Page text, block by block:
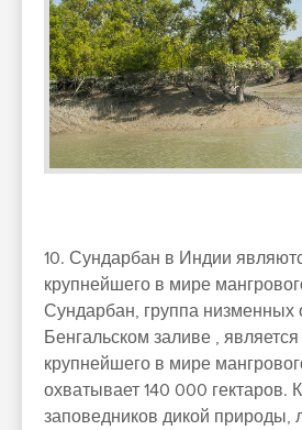
10. Сундарбан в Индии
крупнейшего в мире
Сундарбан, группа низменных
Бенгальском заливе ,
крупнейшего в мире
охватывает 140 000 гектаров.
заповедников дикой природы,